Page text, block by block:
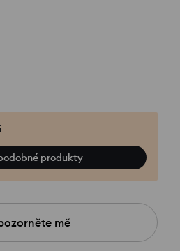
produkty
mě